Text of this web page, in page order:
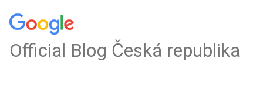
Official Blog Česká republika